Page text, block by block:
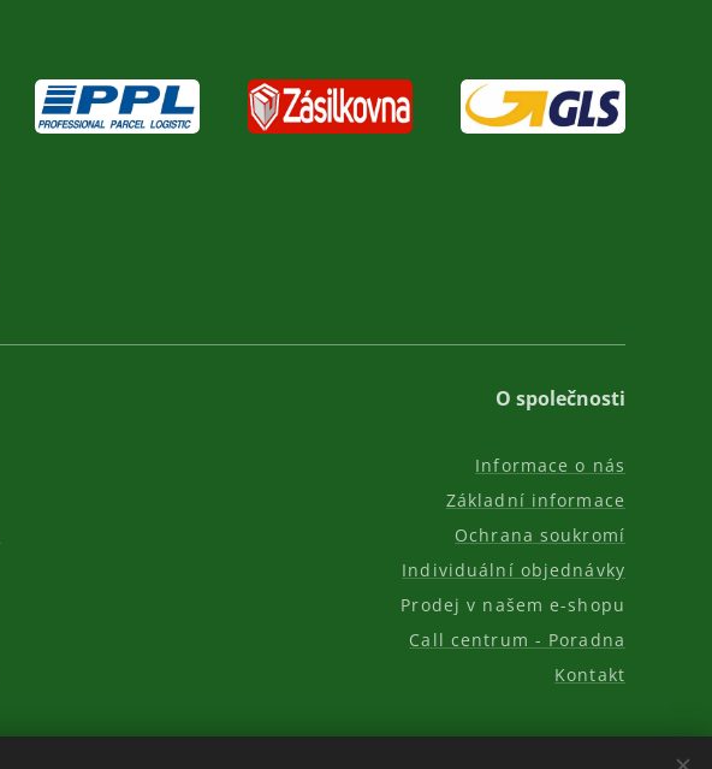
O společnosti
Informace o nás
Základní informace
Ochrana soukromí
Individuální objednávky
Prodej v našem e-shopu
Call centrum - Poradna
Kontakt